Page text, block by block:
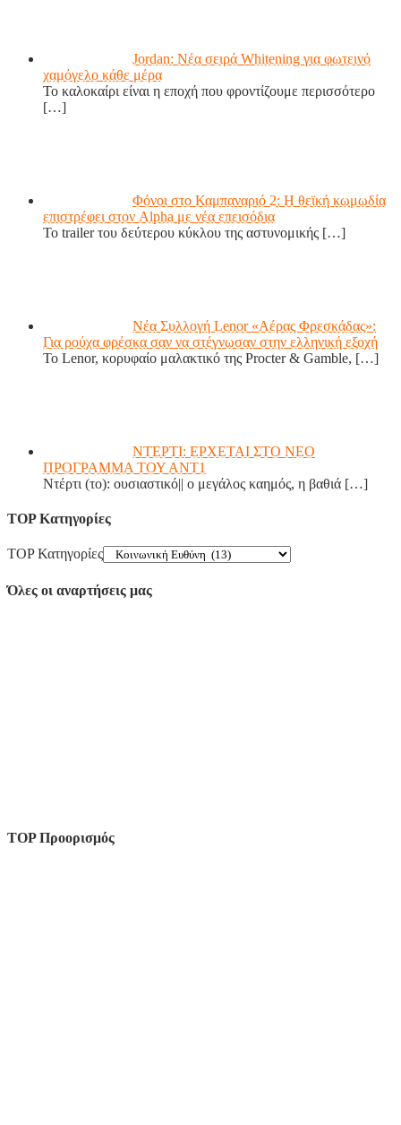
Jordan: Νέα σειρά Whitening για φωτεινό
χαμόγελο κάθε μέρα
Το καλοκαίρι είναι η εποχή που φροντίζουμε περισσότερο
[…]
Φόνοι στο Καμπαναριό 2: Η θεϊκή κωμωδία
επιστρέφει στον Alpha με νέα επεισόδια
Το trailer του δεύτερου κύκλου της αστυνομικής […]
Νέα Συλλογή Lenor «Αέρας Φρεσκάδας»:
Για ρούχα φρέσκα σαν να στέγνωσαν στην ελληνική εξοχή
Το Lenor, κορυφαίο μαλακτικό της Procter & Gamble, […]
ΝΤΕΡΤΙ: ΕΡΧΕΤΑΙ ΣΤΟ ΝΕΟ
ΠΡΟΓΡΑΜΜΑ ΤΟΥ ΑΝΤ1
Ντέρτι (το): ουσιαστικό|| ο μεγάλος καημός, η βαθιά […]
TOP Κατηγορίες
TOP Κατηγορίες
Όλες οι αναρτήσεις μας
TOP Προορισμός